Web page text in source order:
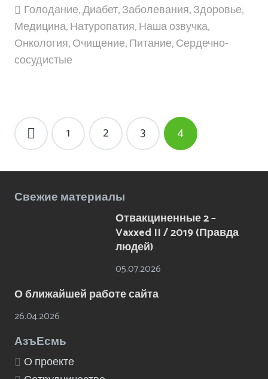
Голодание,Диабет,Заболевания,Здоровье,
Медицина,Натуропатия,Наша озвучка,
Онкология,Очищение,Питание,Сердечно-
сосудистые
Навигация
по 1 2 3 4
Свежие материалы
Отвакциненные 2 –
Vaxxed II / 2019 (Правда
людей)
05.07.2026
О ближайшей работе сайта
26.04.2026
АзъЕсмь
О проекте